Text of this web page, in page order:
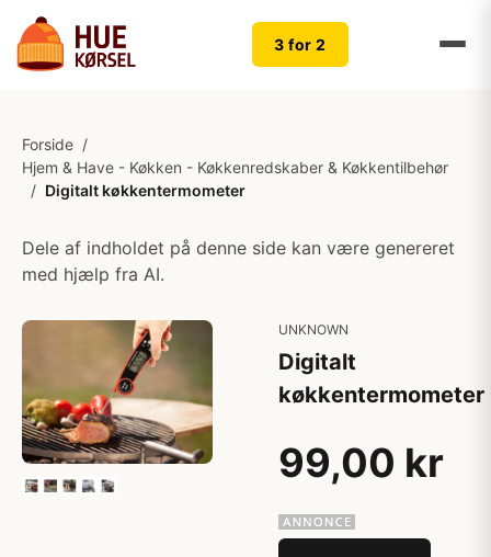
3 for 2
Forside /
Hjem & Have - Køkken - Køkkenredskaber & Køkkentilbehør
/ Digitalt køkkentermometer
Dele af indholdet på denne side kan være genereret
med hjælp fra AI.
UNKNOWN
Digitalt
køkkentermometer
99,00 kr